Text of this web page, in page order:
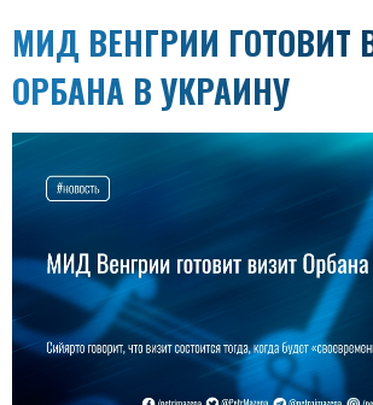
МИД ВЕНГРИИ ГОТОВИТ
ОРБАНА В УКРАИНУ